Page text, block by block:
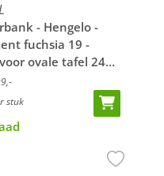
- Hengelo -
fuchsia 19 -
ovale tafel 240
stuk